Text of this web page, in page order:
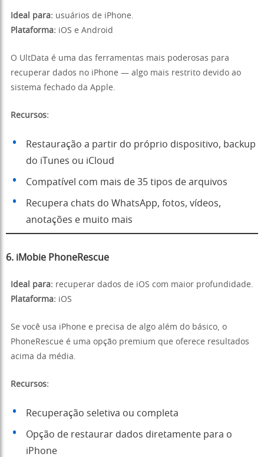
Ideal para: usuários de iPhone.
Plataforma: iOS e Android
O UltData é uma das ferramentas mais poderosas para
recuperar dados no iPhone — algo mais restrito devido ao
sistema fechado da Apple.
Recursos:
Restauração a partir do próprio dispositivo, backup
do iTunes ou iCloud
Compatível com mais de 35 tipos de arquivos
Recupera chats do WhatsApp, fotos, vídeos,
anotações e muito mais
6. iMobie PhoneRescue
Ideal para: recuperar dados de iOS com maior profundidade.
Plataforma: iOS
Se você usa iPhone e precisa de algo além do básico, o
PhoneRescue é uma opção premium que oferece resultados
acima da média.
Recursos:
Recuperação seletiva ou completa
Opção de restaurar dados diretamente para o
iPhone